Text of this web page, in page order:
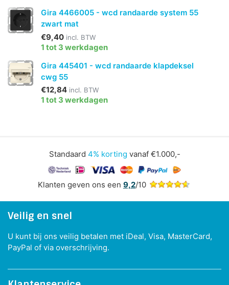
Gira 4466005 - wcd randaarde system 55
zwart mat
€9,40 incl. BTW
1 tot 3 werkdagen
Gira 445401 - wcd randaarde klapdeksel
cwg 55
€12,84 incl. BTW
1 tot 3 werkdagen
Standaard 4% korting vanaf €1.000,-
Klanten geven ons een 9,2/10
Veilig en snel
U kunt bij ons veilig betalen met iDeal, Visa, MasterCard,
PayPal of via overschrijving.